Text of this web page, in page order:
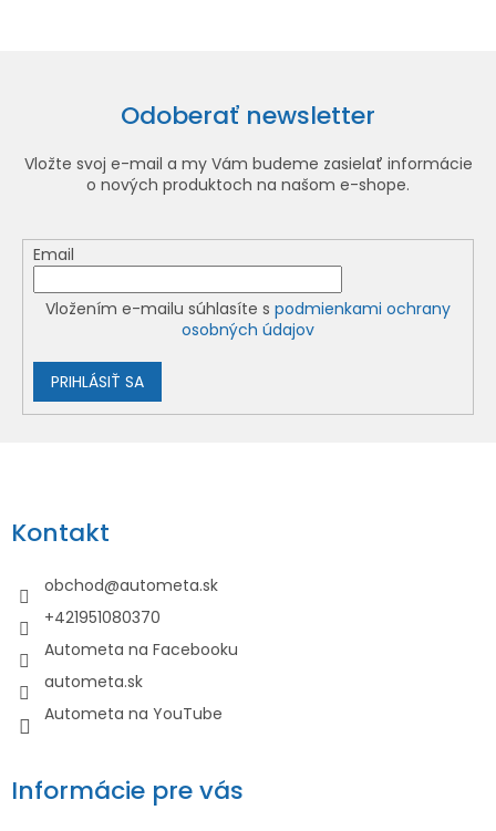
Odoberať newsletter
Vložte svoj e-mail a my Vám budeme zasielať informácie
o nových produktoch na našom e-shope.
Email
Vložením e-mailu súhlasíte s podmienkami ochrany
osobných údajov
PRIHLÁSIŤ SA
p
äKontakt
obchod@autometa.sk
+421951080370
Autometa na Facebooku
autometa.sk
Autometa na YouTube
Informácie pre vás